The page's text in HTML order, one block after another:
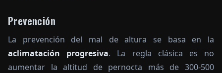
Prevención
La prevención del mal de altura se basa en la
aclimatación progresiva. La regla clásica es no
aumentar la altitud de pernocta más de 300-500